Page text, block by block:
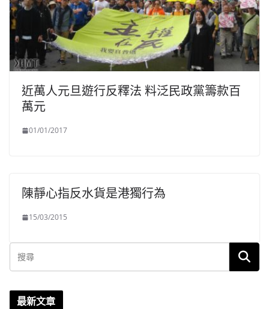
近萬人元旦遊行反釋法 料泛民政黨籌款百
萬元
01/01/2017
陳靜心指反水貨是港獨行為
15/03/2015
最新文章